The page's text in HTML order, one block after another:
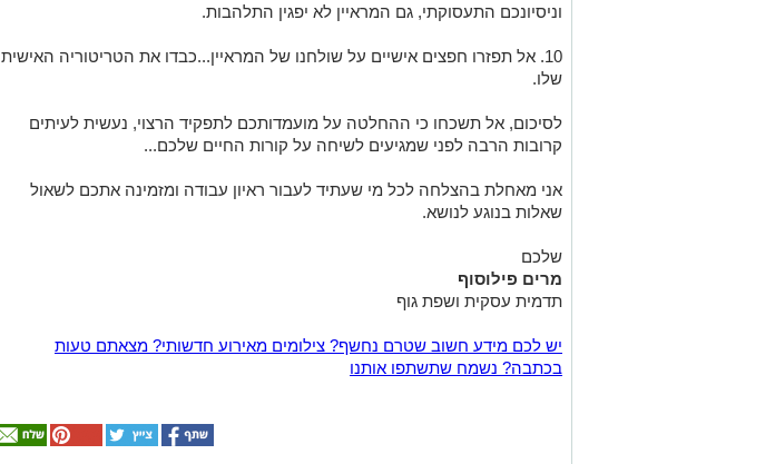
וניסיונכם התעסוקתי, גם המראיין לא יפגין התלהבות.
10. אל תפזרו חפצים אישיים על שולחנו של המראיין...כבדו את הטריטוריה האישית
שלו.
לסיכום, אל תשכחו כי ההחלטה על מועמדותכם לתפקיד הרצוי, נעשית לעיתים
קרובות הרבה לפני שמגיעים לשיחה על קורות החיים שלכם...
אני מאחלת בהצלחה לכל מי שעתיד לעבור ראיון עבודה ומזמינה אתכם לשאול
שאלות בנוגע לנושא.
שלכם
מרים פילוסוף
תדמית עסקית ושפת גוף
יש לכם מידע חשוב שטרם נחשף? צילומים מאירוע חדשותי? מצאתם טעות
בכתבה? נשמח שתשתפו אותנו